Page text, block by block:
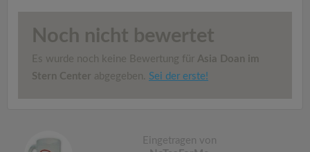
Noch nicht bewertet
Es wurde noch keine Bewertung für Asia Doan im
Stern Center abgegeben. Sei der erste!
Eingetragen von